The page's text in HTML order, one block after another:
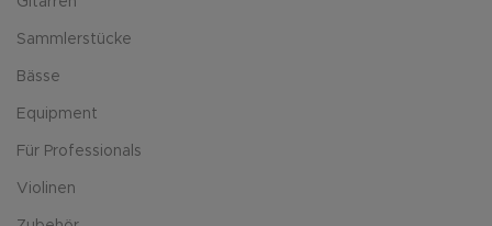
Sammlerstücke
Bässe
Equipment
Für Professionals
Violinen